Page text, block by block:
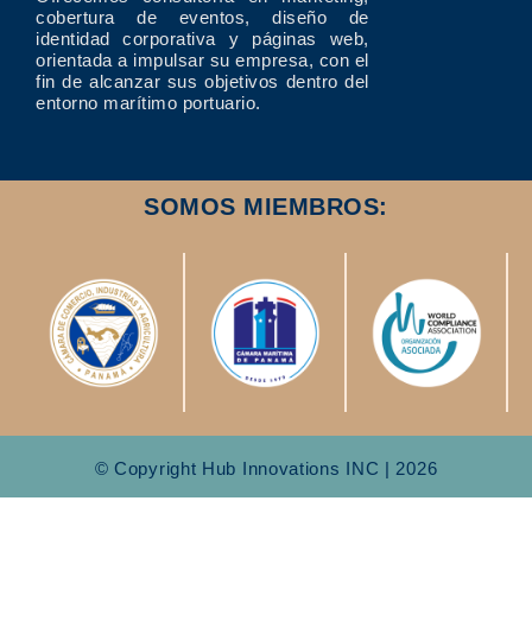
cobertura de eventos, diseño de
identidad corporativa y páginas web,
orientada a impulsar su empresa, con el
fin de alcanzar sus objetivos dentro del
entorno marítimo portuario.
SOMOS MIEMBROS:
© Copyright Hub Innovations INC | 2026